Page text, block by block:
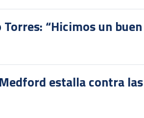
“Hicimos un
estalla contra